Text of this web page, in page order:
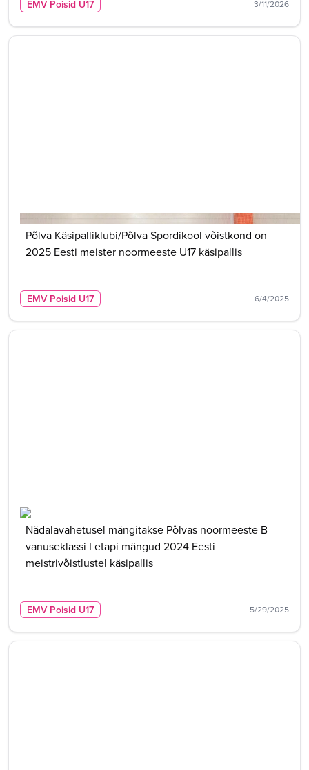
EMV Poisid U17 3/11/2026
Põlva Käsipalliklubi/Põlva Spordikool võistkond on
2025 Eesti meister noormeeste U17 käsipallis
EMV Poisid U17 6/4/2025
Nädalavahetusel mängitakse Põlvas noormeeste B
vanuseklassi I etapi mängud 2024 Eesti
meistrivõistlustel käsipallis
EMV Poisid U17 5/29/2025